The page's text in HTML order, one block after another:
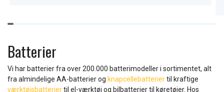
of
10
Batterier
Vi har batterier fra over 200.000 batterimodeller i sortimentet, alt
fra almindelige AA-batterier og knapcellebatteriertil kraftige
værktøjsbatteriertil el-værktøj og bilbatterier til køretøjer. Hos